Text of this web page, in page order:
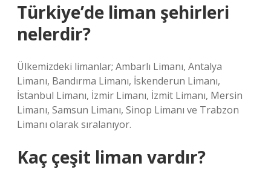
Türkiye’de liman şehirleri
nelerdir?
Ülkemizdeki limanlar; Ambarlı Limanı, Antalya
Limanı, Bandırma Limanı, İskenderun Limanı,
İstanbul Limanı, İzmir Limanı, İzmit Limanı, Mersin
Limanı, Samsun Limanı, Sinop Limanı ve Trabzon
Limanı olarak sıralanıyor.
Kaç çeşit liman vardır?